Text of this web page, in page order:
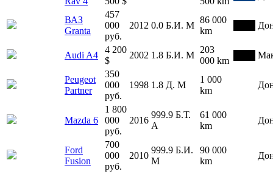
ВАЗ
Granta
457
000
руб.
2012 0.0 Б.И. М
86 000
km
Audi A4
4 200
$
2002 1.8 Б.И. М
203
000 km
Peugeot
Partner
350
000
руб.
1998 1.8 Д. М
1 000
km
Mazda 6
1 800
000
руб.
2016
999.9 Б.Т.
А
61 000
km
Ford
Fusion
700
000
руб.
2010
999.9 Б.И.
М
90 000
km